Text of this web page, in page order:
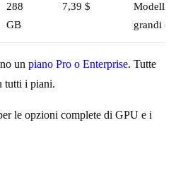
288
GB
7,39 $
Modelli
grandi
un piano Pro o Enterprise. Tutte
tutti i piani.
le opzioni complete di GPU e i